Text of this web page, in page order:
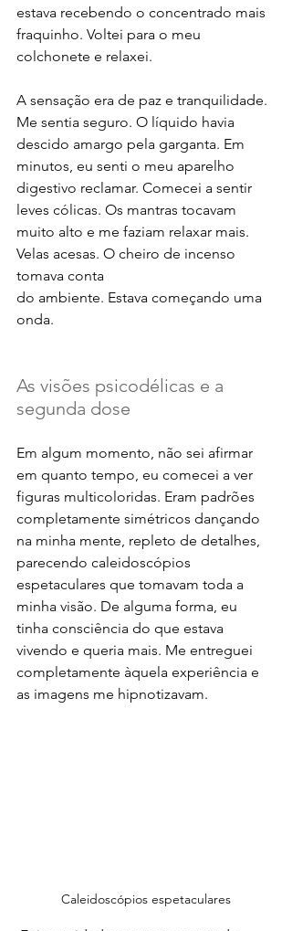
estava recebendo o concentrado mais
fraquinho. Voltei para o meu
colchonete e relaxei.
A sensação era de paz e tranquilidade.
Me sentia seguro. O líquido havia
descido amargo pela garganta. Em
minutos, eu senti o meu aparelho
digestivo reclamar. Comecei a sentir
leves cólicas. Os mantras tocavam
muito alto e me faziam relaxar mais.
Velas acesas. O cheiro de incenso
tomava conta
do ambiente. Estava começando uma
onda.
As visões psicodélicas e a
segunda dose
Em algum momento, não sei afirmar
em quanto tempo, eu comecei a ver
figuras multicoloridas. Eram padrões
completamente simétricos dançando
na minha mente, repleto de detalhes,
parecendo caleidoscópios
espetaculares que tomavam toda a
minha visão. De alguma forma, eu
tinha consciência do que estava
vivendo e queria mais. Me entreguei
completamente àquela experiência e
as imagens me hipnotizavam.
Caleidoscópios espetaculares